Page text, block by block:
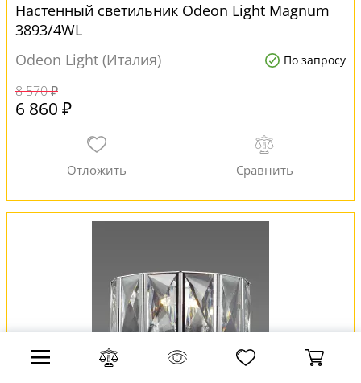
Настенный светильник Odeon Light Magnum
3893/4WL
Odeon Light (Италия)
По запросу
8 570 ₽
6 860 ₽